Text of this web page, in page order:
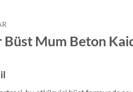
Büst Mum Beton